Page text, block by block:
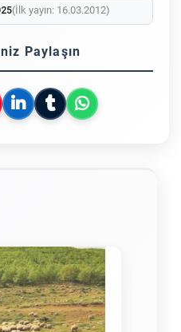
(İlk yayın: 16.03.2012)
Paylaşın